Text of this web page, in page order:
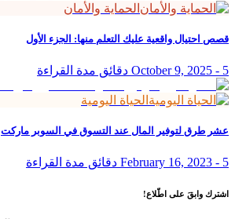
الحماية والأمان
قصص احتيال واقعية عليك التعلم منها: الجزء الأول
October 9, 2025 - 5 دقائق مدة القراءة
الحياة اليومية
عشر طرق لتوفير المال عند التسوق في السوبر ماركت
February 16, 2023 - 5 دقائق مدة القراءة
اشترك وابقَ على اطّلاع!